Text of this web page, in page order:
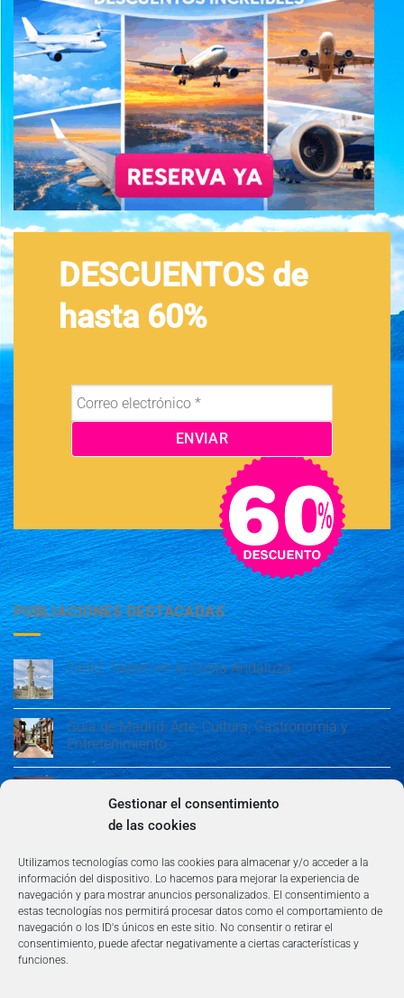
Gestionar el consentimiento
de las cookies
Utilizamos tecnologías como las cookies para almacenar y/o acceder a la
información del dispositivo. Lo hacemos para mejorar la experiencia de
navegación y para mostrar anuncios personalizados. El consentimiento a
estas tecnologías nos permitirá procesar datos como el comportamiento de
navegación o los ID's únicos en este sitio. No consentir o retirar el
consentimiento, puede afectar negativamente a ciertas características y
funciones.
DESCUENTOS de
hasta 60%
PUBLIACIONES DESTACADAS
Cádiz: Tesoro en la Costa Andaluza
Guía de Madrid: Arte, Cultura, Gastronomía y
Entretenimiento
Guía de Madrid: Arte, Cultura, Gastronomía y
Entretenimiento